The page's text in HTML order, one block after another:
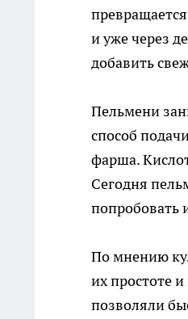
и уже через
добавить
Пельмени
способ
фарша.
Сегодня
попробовать
По мнению
их простоте
позволяли